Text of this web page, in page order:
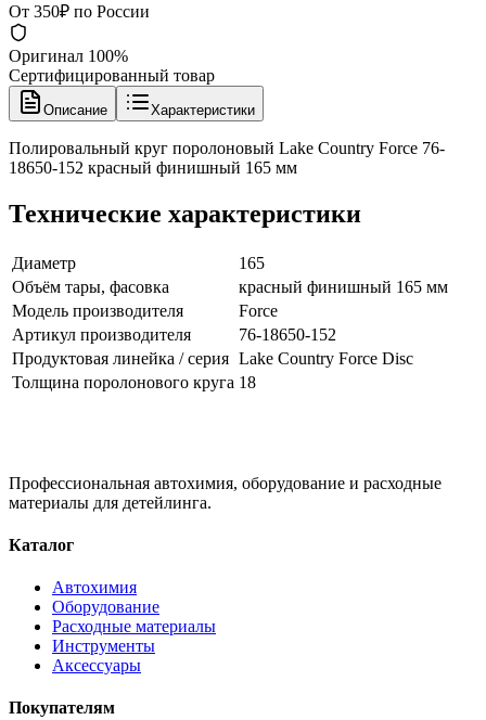
От 350₽ по России
Оригинал 100%
Сертифицированный товар
Описание Характеристики
Полировальный круг поролоновый Lake Country Force 76-
18650-152 красный финишный 165 мм
Технические характеристики
Диаметр
165
Объём тары, фасовка
красный финишный 165 мм
Модель производителя
Force
Артикул производителя
76-18650-152
Продуктовая линейка / серия Lake Country Force Disc
Толщина поролонового круга 18
Профессиональная автохимия, оборудование и расходные
материалы для детейлинга.
Каталог
Автохимия
Оборудование
Расходные материалы
Инструменты
Аксессуары
Покупателям